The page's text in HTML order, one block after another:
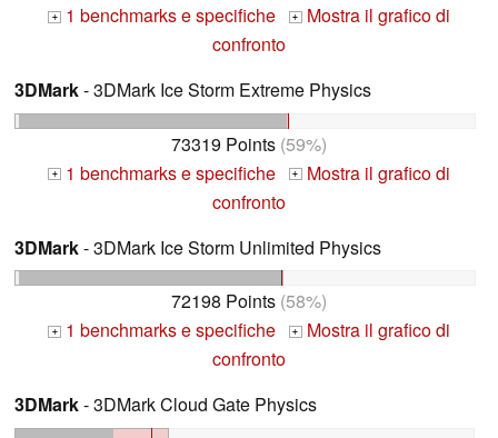
+ 1 benchmarks e specifiche + Mostra il grafico di
confronto
3DMark- 3DMark Ice Storm Extreme Physics
73319 Points (59%)
+ 1 benchmarks e specifiche + Mostra il grafico di
confronto
3DMark- 3DMark Ice Storm Unlimited Physics
72198 Points (58%)
+ 1 benchmarks e specifiche + Mostra il grafico di
confronto
3DMark- 3DMark Cloud Gate Physics